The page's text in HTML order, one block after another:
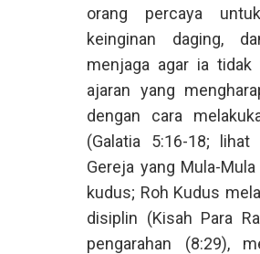
orang percaya
keinginan daging,
menjaga agar ia tidak
ajaran yang
dengan cara
(Galatia 5:16-18;
Gereja yang Mula-
kudus; Roh Kudus
disiplin (Kisah Para
pengarahan (8:29),